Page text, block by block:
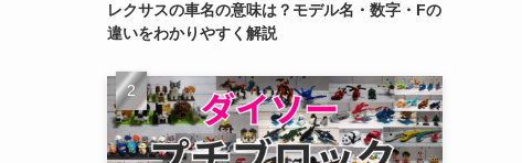
レクサスの車名の意味は？モデル名・数字・Fの
違いをわかりやすく解説